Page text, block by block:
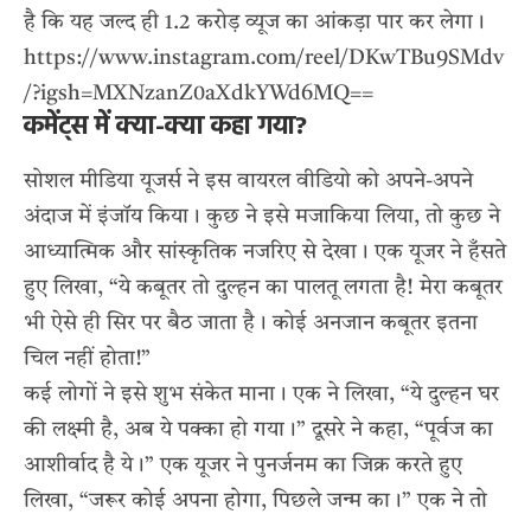
है कि यह जल्द ही 1.2 करोड़ व्यूज का आंकड़ा पार कर लेगा।
https://www.instagram.com/reel/DKwTBu9SMdv
/?igsh=MXNzanZ0aXdkYWd6MQ==
कमेंट्स में क्या-क्या कहा गया?
सोशल मीडिया यूजर्स ने इस वायरल वीडियो को अपने-अपने
अंदाज में इंजॉय किया। कुछ ने इसे मजाकिया लिया, तो कुछ ने
आध्यात्मिक और सांस्कृतिक नजरिए से देखा। एक यूजर ने हँसते
हुए लिखा, “ये कबूतर तो दुल्हन का पालतू लगता है! मेरा कबूतर
भी ऐसे ही सिर पर बैठ जाता है। कोई अनजान कबूतर इतना
चिल नहीं होता!”
कई लोगों ने इसे शुभ संकेत माना। एक ने लिखा, “ये दुल्हन घर
की लक्ष्मी है, अब ये पक्का हो गया।” दूसरे ने कहा, “पूर्वज का
आशीर्वाद है ये।” एक यूजर ने पुनर्जनम का जिक्र करते हुए
लिखा, “जरूर कोई अपना होगा, पिछले जन्म का।” एक ने तो